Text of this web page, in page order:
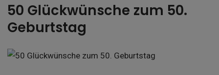
50 Glückwünsche zum 50.
Geburtstag